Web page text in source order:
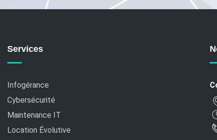
Services
Infogérance
Cybersécurité
Maintenance IT
Location Évolutive